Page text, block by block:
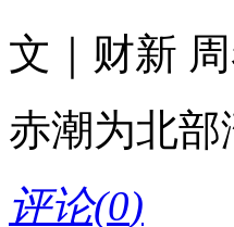
文｜财新
赤潮为北
评论(0)